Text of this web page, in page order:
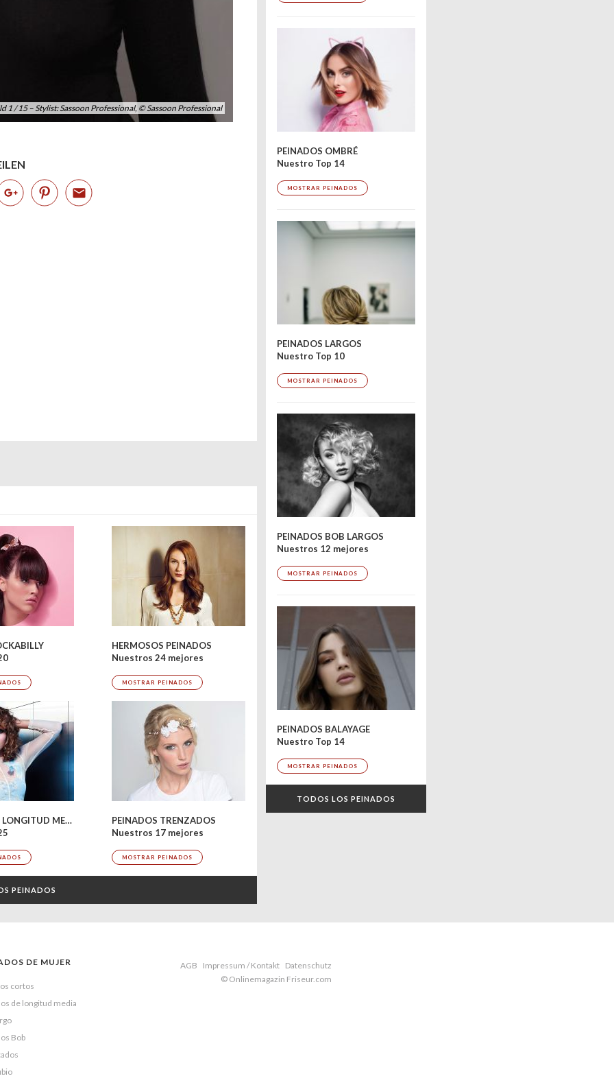
1 / 15 – Stylist: Sassoon Professional, © Sassoon Professional
HERMOSOS PEINADOS
Nuestros 24 mejores
MOSTRAR PEINADOS
PEINADOS DE LONGITUD MEDIA
PEINADOS TRENZADOS
Nuestros 17 mejores
MOSTRAR PEINADOS
PEINADOS
PEINADOS OMBRÉ
Nuestro Top 14
MOSTRAR PEINADOS
PEINADOS LARGOS
Nuestro Top 10
MOSTRAR PEINADOS
PEINADOS BOB LARGOS
Nuestros 12 mejores
MOSTRAR PEINADOS
PEINADOS BALAYAGE
Nuestro Top 14
MOSTRAR PEINADOS
TODOS LOS PEINADOS
DE MUJER
cortos
de longitud media
Bob
AGB Impressum / Kontakt Datenschutz
© Onlinemagazin Friseur.com